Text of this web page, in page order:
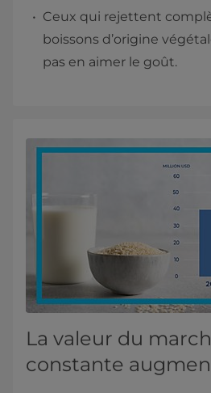
Ceux qui rejettent
boissons d’origine
pas en aimer le goût.
La valeur du
constante